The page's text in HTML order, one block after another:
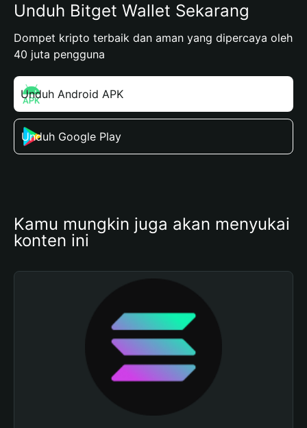
Unduh Bitget Wallet Sekarang
Dompet kripto terbaik dan aman yang dipercaya oleh
40 juta pengguna
Unduh Android APK
Unduh Google Play
Kamu mungkin juga akan menyukai
konten ini